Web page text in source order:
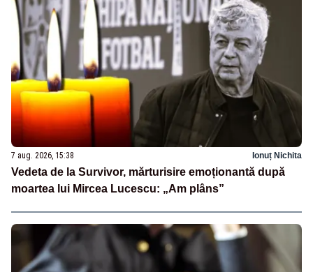
7 aug. 2026, 15:38 Ionuț Nichita
Vedeta de la Survivor, mărturisire emoționantă după
moartea lui Mircea Lucescu: „Am plâns”